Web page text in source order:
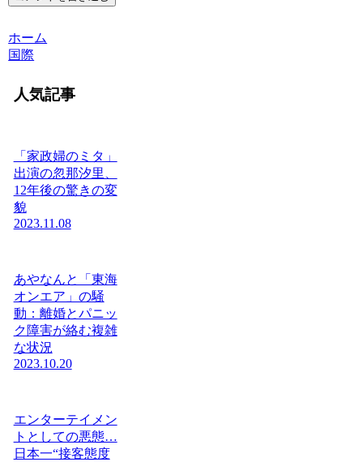
ホーム
国際
人気記事
「家政婦のミタ」
出演の忽那汐里、
12年後の驚きの変
貌
2023.11.08
あやなんと「東海
オンエア」の騒
動：離婚とパニッ
ク障害が絡む複雑
な状況
2023.10.20
エンターテイメン
トとしての悪態…
日本一“接客態度